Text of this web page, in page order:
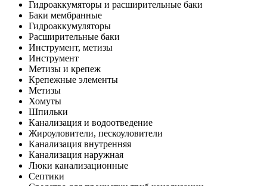
Гидроаккумяторы и расширительные баки
Баки мембранные
Гидроаккумуляторы
Расширительные баки
Инструмент, метизы
Инструмент
Метизы и крепеж
Крепежные элементы
Метизы
Хомуты
Шпильки
Канализация и водоотведение
Жироуловители, пескоуловители
Канализация внутренняя
Канализация наружная
Люки канализационные
Септики